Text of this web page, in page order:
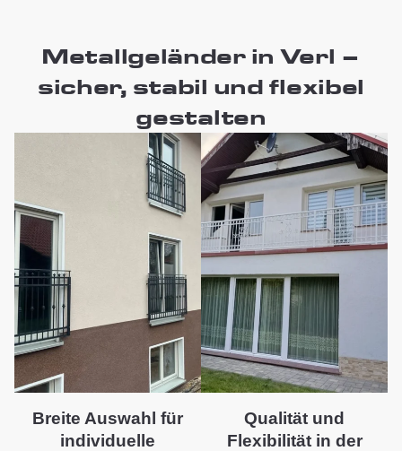
Metallgeländer in Verl –
sicher, stabil und flexibel
gestalten
Breite Auswahl für
individuelle
Qualität und
Flexibilität in der